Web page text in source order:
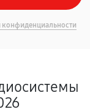
конфиденциальности